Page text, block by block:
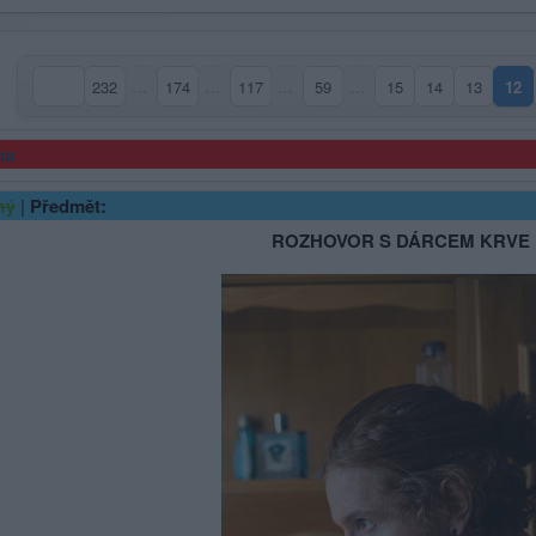
232 174 117 59 15 14 13 12
| Předmět:
ROZHOVOR S DÁRCEM KRVE